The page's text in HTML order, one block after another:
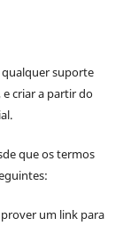
suporte
criar a partir do
que os termos
um link para